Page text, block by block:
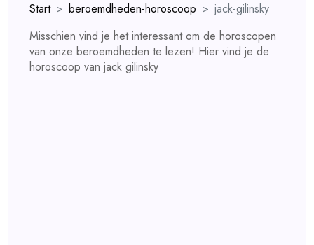
Start beroemdheden-horoscoop
jack-gilinsky
Misschien vind je het interessant om de horoscopen
van onze beroemdheden te lezen! Hier vind je de
horoscoop van jack gilinsky